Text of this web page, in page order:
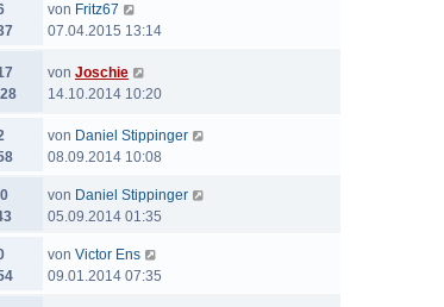
von Fritz67
07.04.2015 13:14
von Joschie
14.10.2014 10:20
von Daniel Stippinger
08.09.2014 10:08
von Daniel Stippinger
05.09.2014 01:35
von Victor Ens
09.01.2014 07:35